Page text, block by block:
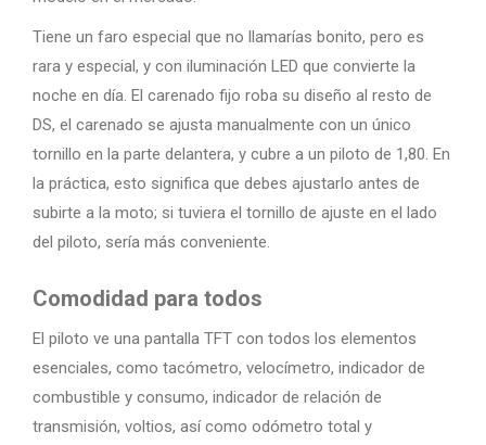
Tiene un faro especial que no llamarías bonito, pero es
rara y especial, y con iluminación LED que convierte la
noche en día. El carenado fijo roba su diseño al resto de
DS, el carenado se ajusta manualmente con un único
tornillo en la parte delantera, y cubre a un piloto de 1,80. En
la práctica, esto significa que debes ajustarlo antes de
subirte a la moto; si tuviera el tornillo de ajuste en el lado
del piloto, sería más conveniente.
Comodidad para todos
El piloto ve una pantalla TFT con todos los elementos
esenciales, como tacómetro, velocímetro, indicador de
combustible y consumo, indicador de relación de
transmisión, voltios, así como odómetro total y